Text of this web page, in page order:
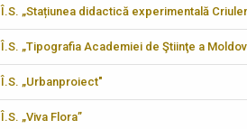
Î.S. „Stațiunea didactică experimentală
Î.S. „Tipografia Academiei de Ştiinţe a
Î.S. „Urbanproiect"
Î.S. „Viva Flora”